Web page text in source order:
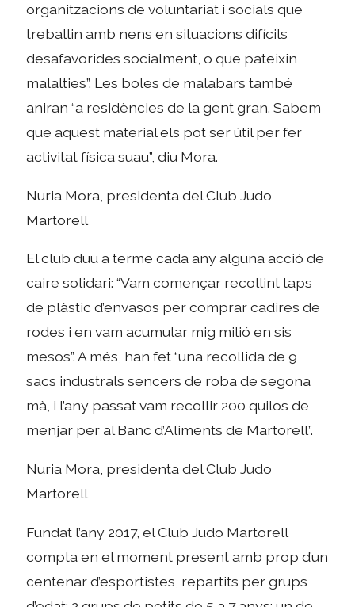
organitzacions de voluntariat i socials que
treballin amb nens en situacions difícils
desafavorides socialment, o que pateixin
malalties”. Les boles de malabars també
aniran “a residències de la gent gran. Sabem
que aquest material els pot ser útil per fer
activitat física suau”, diu Mora.
Nuria Mora, presidenta del Club Judo
Martorell
El club duu a terme cada any alguna acció de
caire solidari: “Vam començar recollint taps
de plàstic d’envasos per comprar cadires de
rodes i en vam acumular mig milió en sis
mesos”. A més, han fet “una recollida de 9
sacs industrals sencers de roba de segona
mà, i l’any passat vam recollir 200 quilos de
menjar per al Banc d’Aliments de Martorell”.
Nuria Mora, presidenta del Club Judo
Martorell
Fundat l’any 2017, el Club Judo Martorell
compta en el moment present amb prop d’un
centenar d’esportistes, repartits per grups